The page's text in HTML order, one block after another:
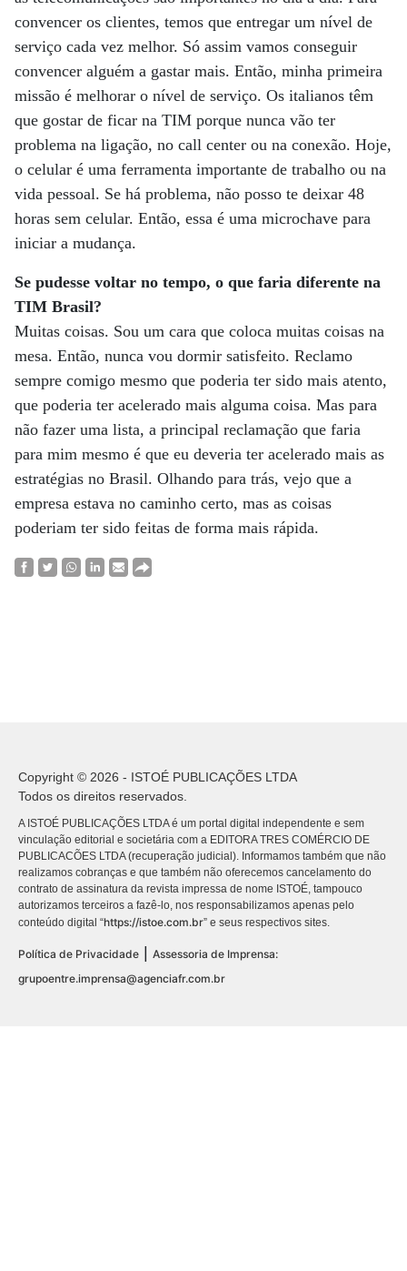
convencer os clientes, temos que entregar um nível de
serviço cada vez melhor. Só assim vamos conseguir
convencer alguém a gastar mais. Então, minha primeira
missão é melhorar o nível de serviço. Os italianos têm
que gostar de ficar na TIM porque nunca vão ter
problema na ligação, no call center ou na conexão. Hoje,
o celular é uma ferramenta importante de trabalho ou na
vida pessoal. Se há problema, não posso te deixar 48
horas sem celular. Então, essa é uma microchave para
iniciar a mudança.
Se pudesse voltar no tempo, o que faria diferente na
TIM Brasil?
Muitas coisas. Sou um cara que coloca muitas coisas na
mesa. Então, nunca vou dormir satisfeito. Reclamo
sempre comigo mesmo que poderia ter sido mais atento,
que poderia ter acelerado mais alguma coisa. Mas para
não fazer uma lista, a principal reclamação que faria
para mim mesmo é que eu deveria ter acelerado mais as
estratégias no Brasil. Olhando para trás, vejo que a
empresa estava no caminho certo, mas as coisas
poderiam ter sido feitas de forma mais rápida.
Copyright © 2026 - ISTOÉ PUBLICAÇÕES LTDA
Todos os direitos reservados.
A ISTOÉ PUBLICAÇÕES LTDA é um portal digital independente e sem
vinculação editorial e societária com a EDITORA TRES COMÉRCIO DE
PUBLICACÕES LTDA (recuperação judicial). Informamos também que não
realizamos cobranças e que também não oferecemos cancelamento do
contrato de assinatura da revista impressa de nome ISTOÉ, tampouco
autorizamos terceiros a fazê-lo, nos responsabilizamos apenas pelo
conteúdo digital “https://istoe.com.br” e seus respectivos sites.
Política de Privacidade | Assessoria de Imprensa:
grupoentre.imprensa@agenciafr.com.br